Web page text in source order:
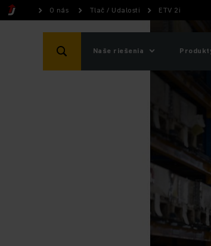
O nás Tlač / Udalosti ETV 2i
Naše riešenia